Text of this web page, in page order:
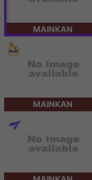
MAINKAN
MAINKAN